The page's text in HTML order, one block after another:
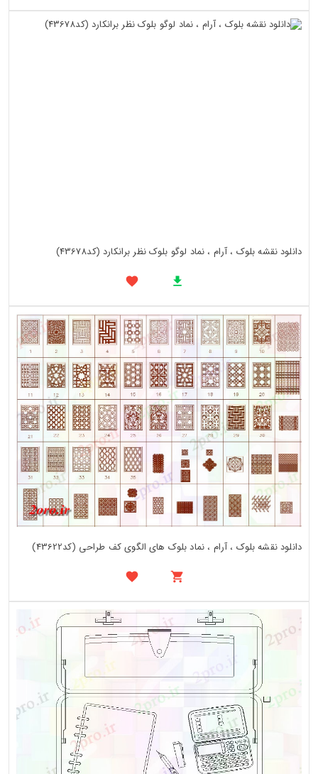
دانلود نقشه بلوک ، آرام ، نماد لوگو بلوک نظر برانکارد (کد43678)
دانلود نقشه بلوک ، آرام ، نماد بلوک های الگوی کف طراحی (کد43622)